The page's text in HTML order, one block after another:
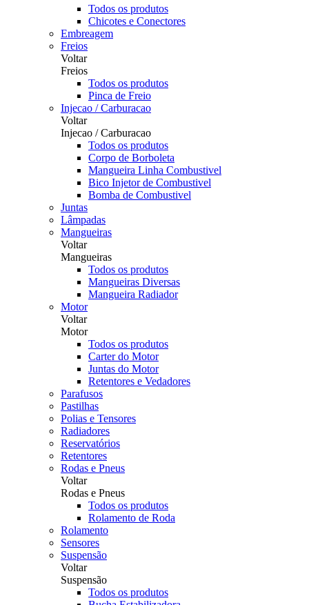
Todos os produtos
Chicotes e Conectores
Embreagem
Freios
Voltar
Freios
Todos os produtos
Pinca de Freio
Injecao / Carburacao
Voltar
Injecao / Carburacao
Todos os produtos
Corpo de Borboleta
Mangueira Linha Combustivel
Bico Injetor de Combustivel
Bomba de Combustivel
Juntas
Lâmpadas
Mangueiras
Voltar
Mangueiras
Todos os produtos
Mangueiras Diversas
Mangueira Radiador
Motor
Voltar
Motor
Todos os produtos
Carter do Motor
Juntas do Motor
Retentores e Vedadores
Parafusos
Pastilhas
Polias e Tensores
Radiadores
Reservatórios
Retentores
Rodas e Pneus
Voltar
Rodas e Pneus
Todos os produtos
Rolamento de Roda
Rolamento
Sensores
Suspensão
Voltar
Suspensão
Todos os produtos